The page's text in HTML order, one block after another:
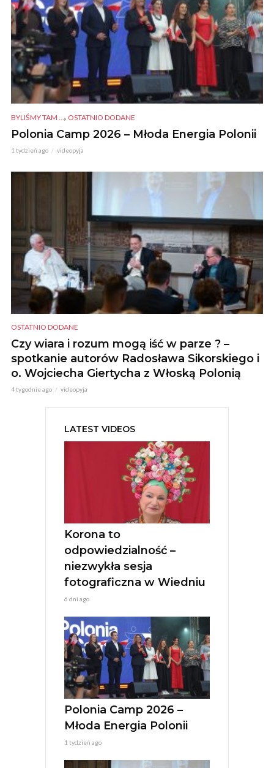
BYLIŚMY TAM ... , OSTATNIO DODANE
Polonia Camp 2026 – Młoda Energia Polonii
1 tydzień ago videopyja
OSTATNIO DODANE
Czy wiara i rozum mogą iść w parze ? –
spotkanie autorów Radosława Sikorskiego i
o. Wojciecha Giertycha z Włoską Polonią
4 tygodnie ago videopyja
LATEST VIDEOS
Korona to
odpowiedzialność –
niezwykła sesja
fotograficzna w Wiedniu
6 dni ago
Polonia Camp 2026 –
Młoda Energia Polonii
1 tydzień ago